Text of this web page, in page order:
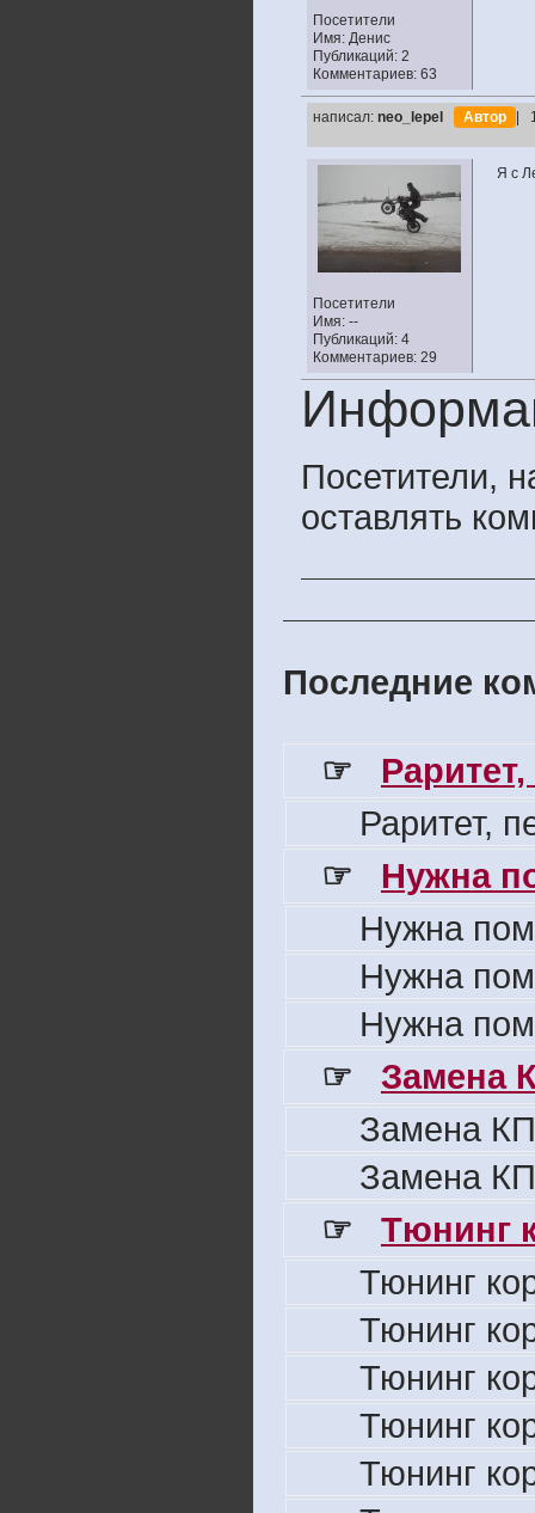
Посетители
Имя: Денис
Публикаций: 2
Комментариев: 63
написал: neo_lepel Автор |
Посетители
Имя: --
Публикаций: 4
Комментариев: 29
Я с
Посетители,
оставлять
Последние
☞
Раритет,
☞
Нужна
Нужна
Нужна
Нужна
☞
Замена
Замена
Замена
☞
Тюнинг
Тюнинг
Тюнинг
Тюнинг
Тюнинг
Тюнинг